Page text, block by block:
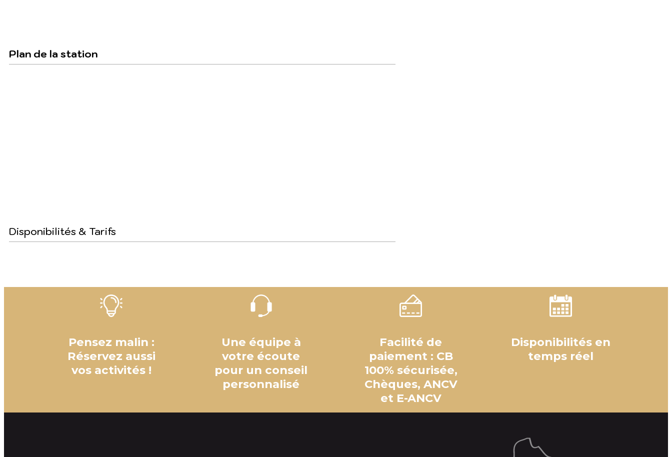
Plan de la station
Disponibilités & Tarifs
Pensez malin :
Réservez aussi
vos activités !
Une équipe à
votre écoute
pour un conseil
personnalisé
Facilité de
paiement : CB
100% sécurisée,
Chèques, ANCV
et E-ANCV
Disponibilités en
temps réel